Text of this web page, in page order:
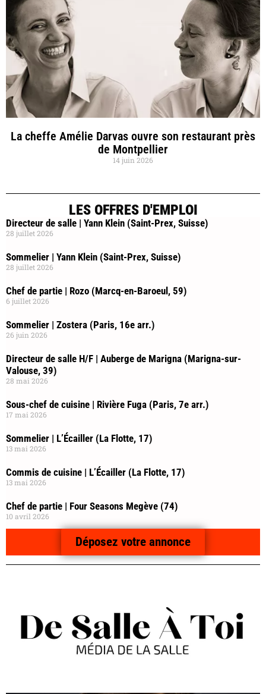
La cheffe Amélie Darvas ouvre son restaurant près
de Montpellier
14 juin 2026
LES OFFRES D'EMPLOI
Directeur de salle | Yann Klein (Saint-Prex, Suisse)
28 juillet 2026
Sommelier | Yann Klein (Saint-Prex, Suisse)
28 juillet 2026
Chef de partie | Rozo (Marcq-en-Baroeul, 59)
6 juillet 2026
Sommelier | Zostera (Paris, 16e arr.)
26 juin 2026
Directeur de salle H/F | Auberge de Marigna (Marigna-sur-
Valouse, 39)
28 mai 2026
Sous-chef de cuisine | Rivière Fuga (Paris, 7e arr.)
17 mai 2026
Sommelier | L’Écailler (La Flotte, 17)
13 mai 2026
Commis de cuisine | L’Écailler (La Flotte, 17)
13 mai 2026
Chef de partie | Four Seasons Megève (74)
10 avril 2026
Déposez votre annonce